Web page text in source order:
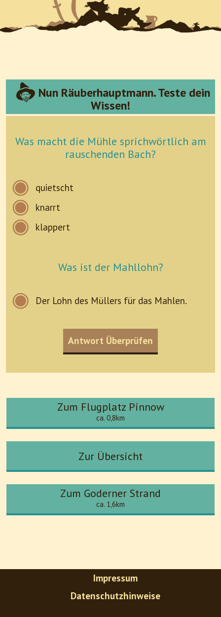
Nun Räuberhauptmann. Teste dein
Wissen!
Was macht die Mühle sprichwörtlich am
rauschenden Bach?
quietscht
knarrt
klappert
Was ist der Mahllohn?
Der Lohn des Müllers für das Mahlen.
Antwort Überprüfen
Zum Flugplatz Pinnow
ca. 0,8km
Zur Übersicht
Zum Goderner Strand
ca. 1,6km
Impressum
Datenschutzhinweise